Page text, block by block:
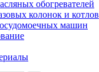
обогревателей
колонок и котлов
машин